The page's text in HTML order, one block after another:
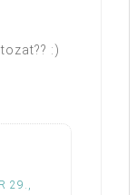
:)
29.,